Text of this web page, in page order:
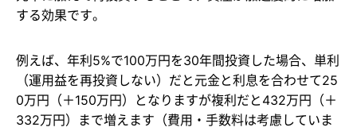
する効果です。
例えば、年利5%で100万円を30年間投資した場合、単利
（運用益を再投資しない）だと元金と利息を合わせて25
0万円（＋150万円）となりますが複利だと432万円（＋
332万円）まで増えます（費用・手数料は考慮していま